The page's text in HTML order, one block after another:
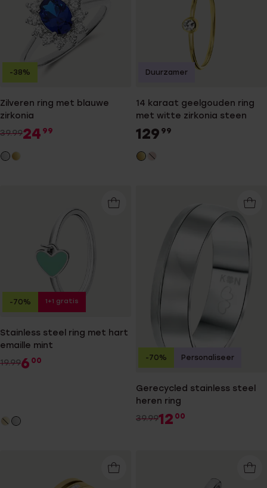
Zilveren ring met blauwe
zirkonia
39.9924 99
-38%
14 karaat geelgouden ring
met witte zirkonia steen
129 99
Duurzamer
Stainless steel ring met hart
emaille mint
19.996 00
-70% 1+1 gratis
Gerecycled stainless steel
heren ring
39.9912 00
-70% Personaliseer